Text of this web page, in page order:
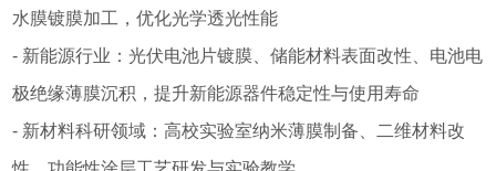
水膜镀膜加工，优化光学透光性能
- 新能源行业：光伏电池片镀膜、储能材料表面改性、电池电
极绝缘薄膜沉积，提升新能源器件稳定性与使用寿命
- 新材料科研领域：高校实验室纳米薄膜制备、二维材料改